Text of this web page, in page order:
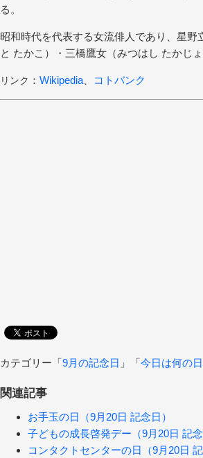
る。
昭和時代を代表する女流俳人であり、星
と たかこ）・三橋鷹女（みつはし たかじ
リンク ： Wikipedia コトバンク
カテゴリー「9月の記念日 」「今日は何の日
関連記事
お手玉の日（9月20日 記念日）
子どもの成長啓発デー（9月20日 記念
コンタクトセンターの日（9月20日 記